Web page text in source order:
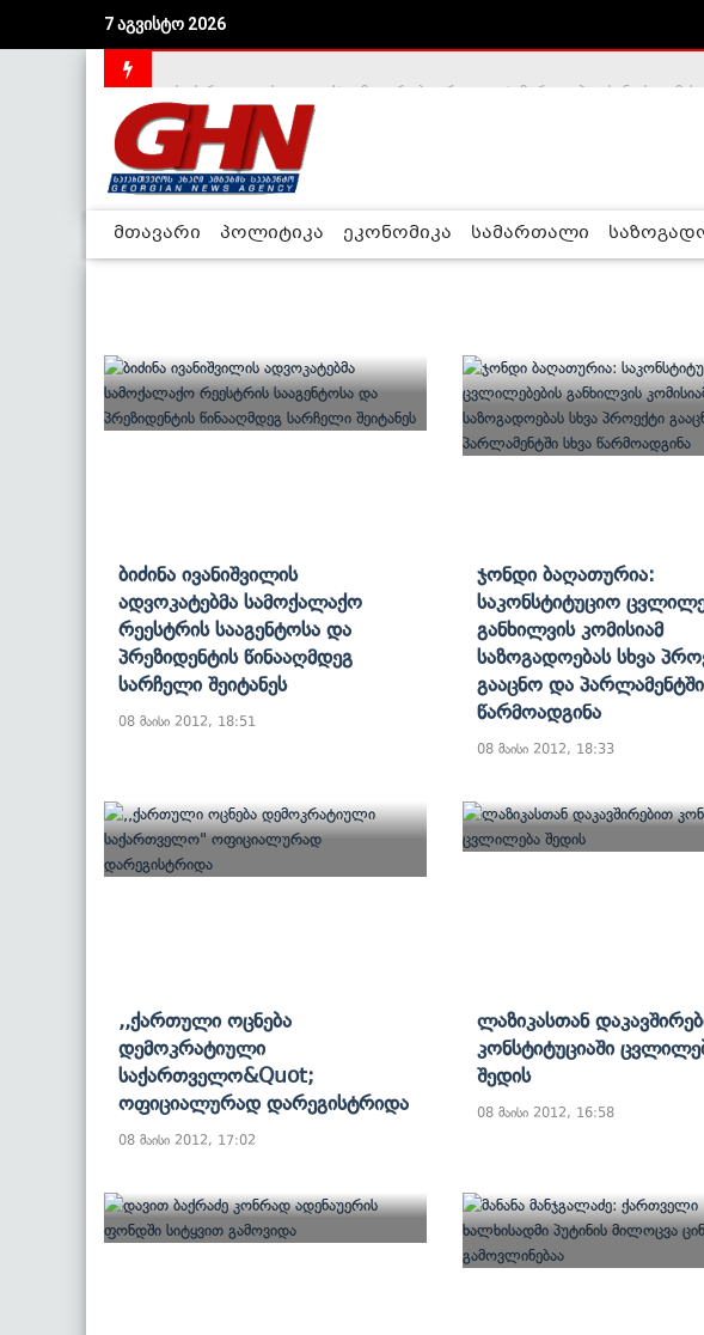
7 აგვისტო 2026აშშ-მა საქართველოსთან სტრატეგიული პარტნიორობა შეაჩერა
მთავარი პოლიტიკა ეკონომიკა სამართალი
Ბიძინა Ივანიშვილის
Ადვოკატებმა Სამოქალაქო
Რეესტრის Სააგენტოსა Და
Პრეზიდენტის Წინააღმდეგ
Სარჩელი Შეიტანეს
08 მაისი 2012, 18:51
Ჯონდი Ბაღათურია:
Საკონსტიტუციო
Განხილვის Კომისიამ
Საზოგადოებას Სხვა
Გააცნო Და Პარლამენტში
Წარმოადგინა
08 მაისი 2012, 18:33
,,ქართული Ოცნება
Დემოკრატიული
Საქართველო&quot;
Ოფიციალურად Დარეგისტრიდა
08 მაისი 2012, 17:02
Ლაზიკასთან
Კონსტიტუციაში
Შედის
08 მაისი 2012, 16:58